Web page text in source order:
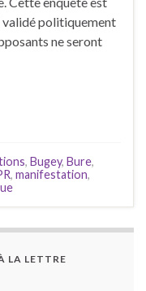
validé politiquement
ne seront
, Bugey, Bure,
, manifestation,
LA LETTRE